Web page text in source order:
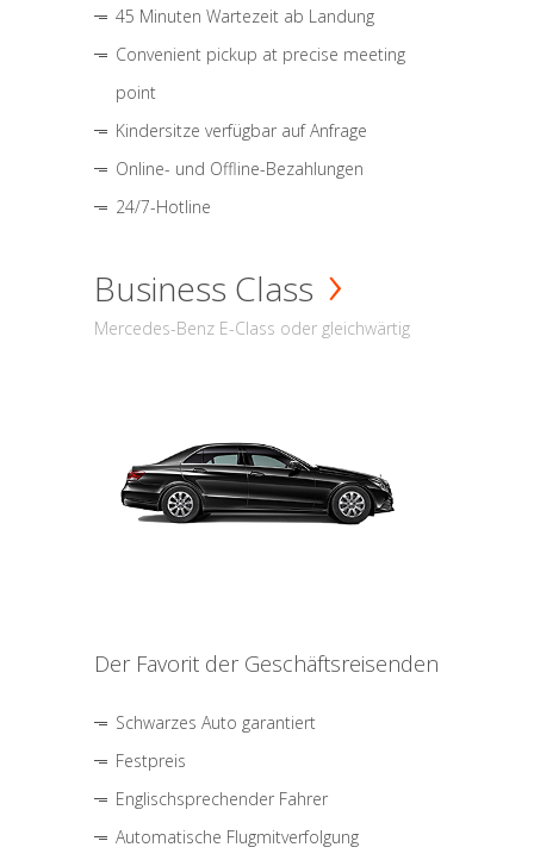
45 Minuten Wartezeit ab Landung
Convenient pickup at precise meeting
point
Kindersitze verfügbar auf Anfrage
Online- und Offline-Bezahlungen
24/7-Hotline
Business Class
Mercedes-Benz E-Class oder gleichwärtig
Der Favorit der Geschäftsreisenden
Schwarzes Auto garantiert
Festpreis
Englischsprechender Fahrer
Automatische Flugmitverfolgung